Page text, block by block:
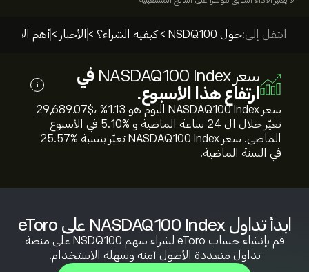
ابدأ تداول NASDAQ100 Index على eToro
قم بإنشاء حساب eToro لشراء سهم NSDQ100 على منصة
تداول متعددة الأصول آمنة وسهلة الاستخدام.
انتقل إلى:حول NSDQ100 > كيفية الشراء؟ > الأخبار >أهم
سعر NASDAQ100 Index
في
ارتفاع هذا الأسبوع.
i
سعر NASDAQ100 Index اليوم هو 29,689.07‎$‎، %‎1.13‎
تغيّر خلال ال 24 ساعة الماضية و %‎5.10‎ في الأسبوع
الماضي. سعر NASDAQ100 Index تغيّر بنسبة %‎25.57‎
في السنة الماضية.